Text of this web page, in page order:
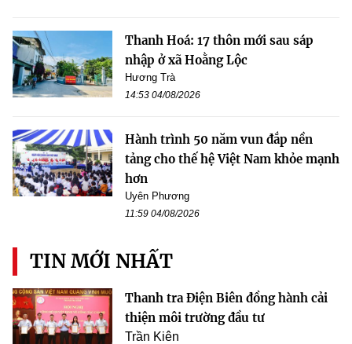
Thanh Hoá: 17 thôn mới sau sáp
nhập ở xã Hoằng Lộc
Hương Trà
14:53 04/08/2026
Hành trình 50 năm vun đắp nền
tảng cho thế hệ Việt Nam khỏe mạnh
hơn
Uyên Phương
11:59 04/08/2026
TIN MỚI NHẤT
Thanh tra Điện Biên đồng hành cải
thiện môi trường đầu tư
Trần Kiên